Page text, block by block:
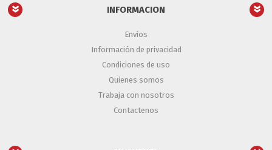
INFORMACION
Envíos
Información de privacidad
Condiciones de uso
Quienes somos
Trabaja con nosotros
Contactenos